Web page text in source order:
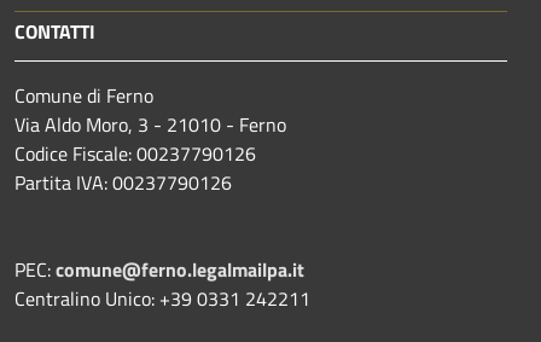
CONTATTI
Comune di Ferno
Via Aldo Moro, 3 - 21010 - Ferno
Codice Fiscale: 00237790126
Partita IVA: 00237790126
PEC:comune@ferno.legalmailpa.it
Centralino Unico: +39 0331 242211